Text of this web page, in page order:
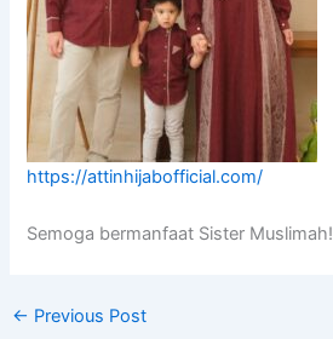
https://attinhijabofficial.com/
Semoga bermanfaat Sister Muslimah!
← Previous Post